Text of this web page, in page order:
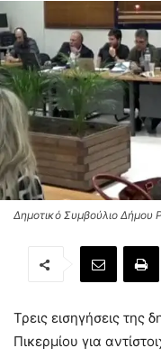
Δημοτικό Συμβούλιο Δήμου
Τρεις εισηγήσεις της
Πικερμίου για